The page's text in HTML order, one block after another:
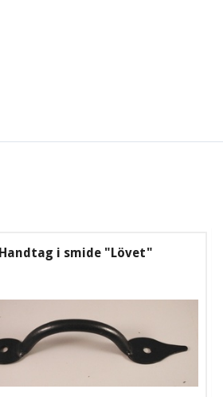
Handtag i smide "Lövet"